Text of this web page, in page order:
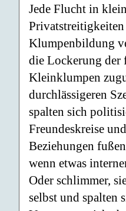
Jede Flucht in
Klumpenbildung
die Lockerung der
Kleinklumpen
durchlässigeren
spalten sich
Freundeskreise
Beziehungen
wenn etwas
Oder schlimmer,
selbst und spalten